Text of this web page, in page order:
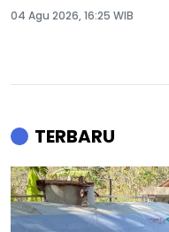
04 Agu 2026, 16:25 WIB
TERBARU